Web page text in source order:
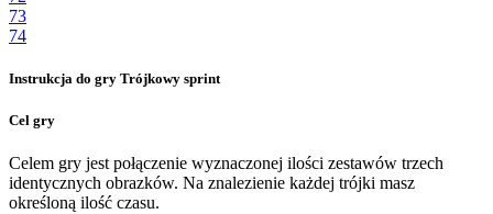
73
74
Instrukcja do gry Trójkowy sprint
Cel gry
Celem gry jest połączenie wyznaczonej ilości zestawów trzech
identycznych obrazków. Na znalezienie każdej trójki masz
określoną ilość czasu.